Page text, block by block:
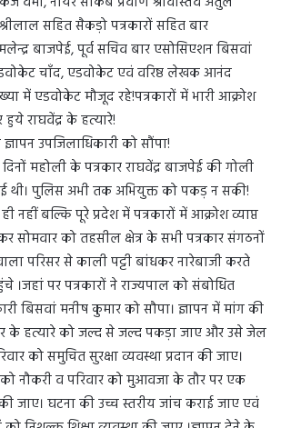
सहित सैकड़ो पत्रकारों सहित बार
बाजपेई, पूर्व सचिव बार एसोसिएशन बिसवां
चाँद, एडवोकेट एवं वरिष्ठ लेखक आनंद
में एडवोकेट मौजूद रहे!पत्रकारों में भारी आक्रोश
राघवेंद्र के हत्यारे!
उपजिलाधिकारी को सौंपा!
महोली के पत्रकार राघवेंद्र बाजपेई की गोली
थी। पुलिस अभी तक अभियुक्त को पकड़ न सकी!
नहीं बल्कि पूरे प्रदेश में पत्रकारों में आक्रोश व्याप्त
सोमवार को तहसील क्षेत्र के सभी पत्रकार संगठनों
परिसर से काली पट्टी बांधकर नारेबाजी करते
।जहां पर पत्रकारों ने राज्यपाल को संबोधित
बिसवां मनीष कुमार को सौपा। ज्ञापन में मांग की
के हत्यारे को जल्द से जल्द पकड़ा जाए और उसे जेल
को समुचित सुरक्षा व्यवस्था प्रदान की जाए।
नौकरी व परिवार को मुआवजा के तौर पर एक
जाए। घटना की उच्च स्तरीय जांच कराई जाए एवं